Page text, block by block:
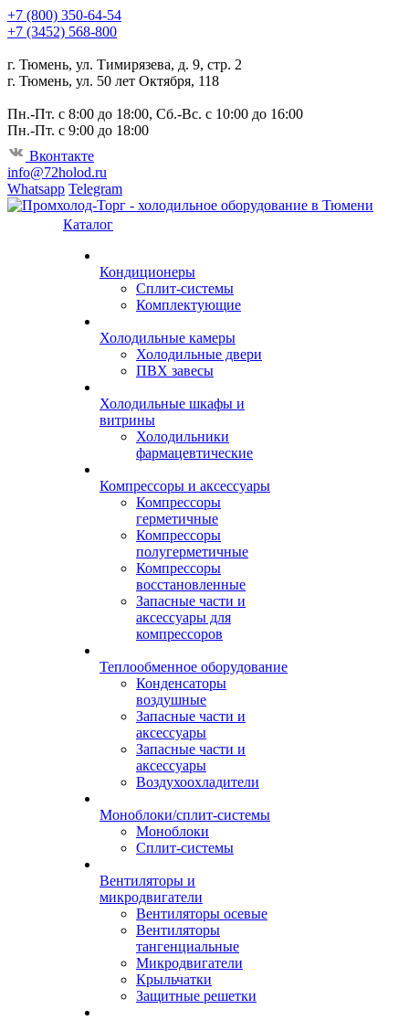
+7 (800) 350-64-54
+7 (3452) 568-800
г. Тюмень, ул. Тимирязева, д. 9, стр. 2
г. Тюмень, ул. 50 лет Октября, 118
Пн.-Пт. с 8:00 до 18:00, Сб.-Вс. с 10:00 до 16:00
Пн.-Пт. с 9:00 до 18:00
Вконтакте
info@72holod.ru
Whatsapp Telegram
Каталог
Кондиционеры
Сплит-системы
Комплектующие
Холодильные камеры
Холодильные двери
ПВХ завесы
Холодильные шкафы и
витрины
Холодильники
фармацевтические
Компрессоры и аксессуары
Компрессоры
герметичные
Компрессоры
полугерметичные
Компрессоры
восстановленные
Запасные части и
аксессуары для
компрессоров
Теплообменное оборудование
Конденсаторы
воздушные
Запасные части и
аксессуары
Запасные части и
аксессуары
Воздухоохладители
Моноблоки/сплит-системы
Моноблоки
Сплит-системы
Вентиляторы и
микродвигатели
Вентиляторы осевые
Вентиляторы
тангенциальные
Микродвигатели
Крыльчатки
Защитные решетки